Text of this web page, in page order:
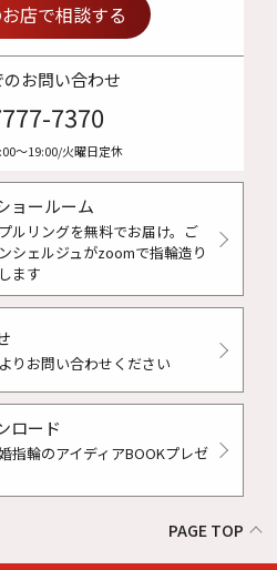
店で相談する
のお問い合わせ
7370
〜19:00/火曜日定休
ョールーム
ルリングを無料でお届け。 ご
シェルジュがzoomで指輪造り
ます
りお問い合わせください
ロード
指輪のアイディアBOOKプレゼ
PAGE TOP